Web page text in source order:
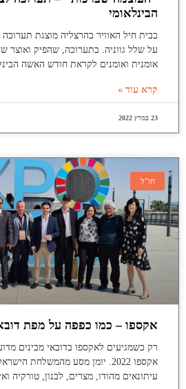
הבינלאומי
בבית חיל האוויר בהרצליה מוצגת
אומנית ואומנים לקראת חודש האשה
קרא עוד »
23 במרץ 2022
חו"ל
אקספו – כמו כפפה על מפת
רק כשמגיעים לאקספו בדובאי מבינים
אקספו 2022. יומן מסע מהמשלחת
עיתונאים מהודו, מצרים, לבנון, טורקיה